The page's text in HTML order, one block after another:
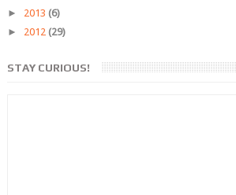
► 2013 (6)
► 2012 (29)
STAY CURIOUS!